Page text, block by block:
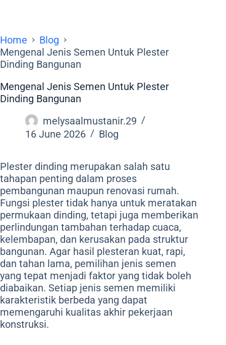
Home
Blog
Mengenal Jenis Semen Untuk Plester
Dinding Bangunan
Mengenal Jenis Semen Untuk Plester
Dinding Bangunan
melysaalmustanir.29
16 June 2026
Blog
Plester dinding merupakan salah satu
tahapan penting dalam proses
pembangunan maupun renovasi rumah.
Fungsi plester tidak hanya untuk meratakan
permukaan dinding, tetapi juga memberikan
perlindungan tambahan terhadap cuaca,
kelembapan, dan kerusakan pada struktur
bangunan. Agar hasil plesteran kuat, rapi,
dan tahan lama, pemilihan jenis semen
yang tepat menjadi faktor yang tidak boleh
diabaikan. Setiap jenis semen memiliki
karakteristik berbeda yang dapat
memengaruhi kualitas akhir pekerjaan
konstruksi.